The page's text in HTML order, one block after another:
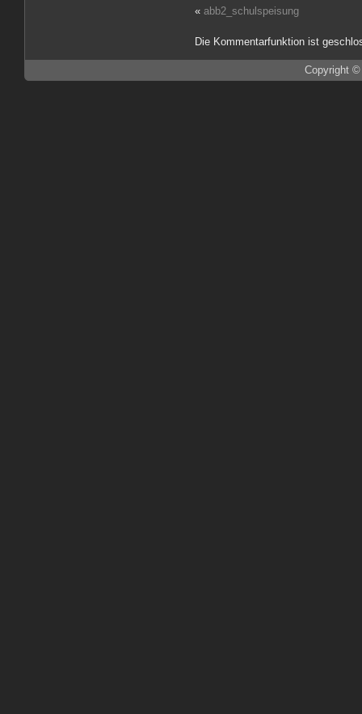
« abb2_schulspeisung
Die Kommentarfunktion ist
Copyright ©